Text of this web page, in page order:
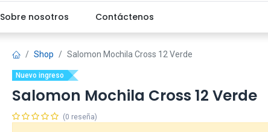
Sobre nosotros Contáctenos
Shop Salomon Mochila Cross 12 Verde
Nuevo ingreso
Salomon Mochila Cross 12 Verde
(0 reseña)